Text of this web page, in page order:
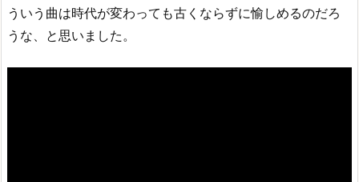
ういう曲は時代が変わっても古くならずに愉しめるのだろ
うな、と思いました。